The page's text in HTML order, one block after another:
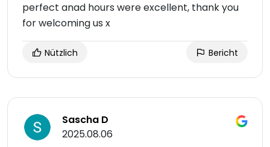
perfect anad hours were excellent, thank you
for welcoming us x
Nützlich Bericht
Sascha D
2025.08.06